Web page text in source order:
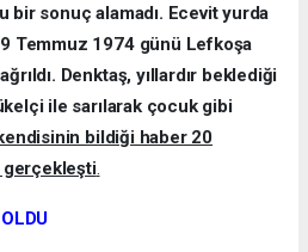
bir sonuç alamadı. Ecevit yurda
Temmuz 1974 günü Lefkoşa
Denktaş, yıllardır beklediği
ile sarılarak çocuk gibi
kendisinin bildiği haber 20
gerçekleşti.